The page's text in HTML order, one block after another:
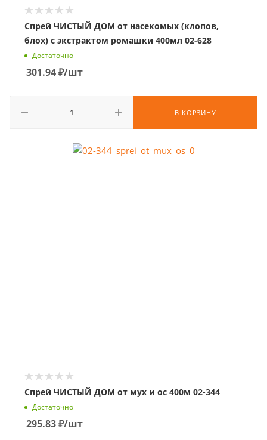
Спрей ЧИСТЫЙ ДОМ от насекомых (клопов,
блох) с экстрактом ромашки 400мл 02-628
Достаточно
301.94₽/шт
В КОРЗИНУ
Спрей ЧИСТЫЙ ДОМ от мух и ос 400м 02-344
Достаточно
295.83₽/шт